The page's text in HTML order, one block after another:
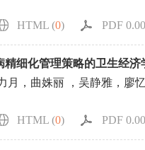
HTML (0) PDF
精细化管理策略的卫生经济
月，曲姝丽 ，吴静雅，廖
HTML (0) PDF